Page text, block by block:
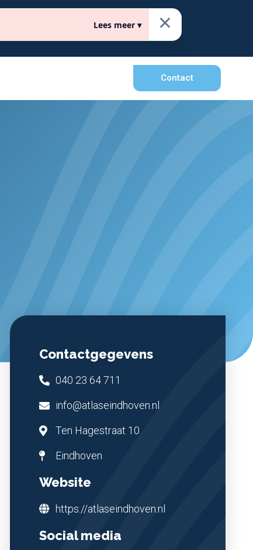
×
Lees meer ▾
12, 5241 JT Rosmalen
Contact
Contactgegevens
040 23 64 711
info@atlaseindhoven.nl
Ten Hagestraat 10
Eindhoven
Website
https://atlaseindhoven.nl
Social media